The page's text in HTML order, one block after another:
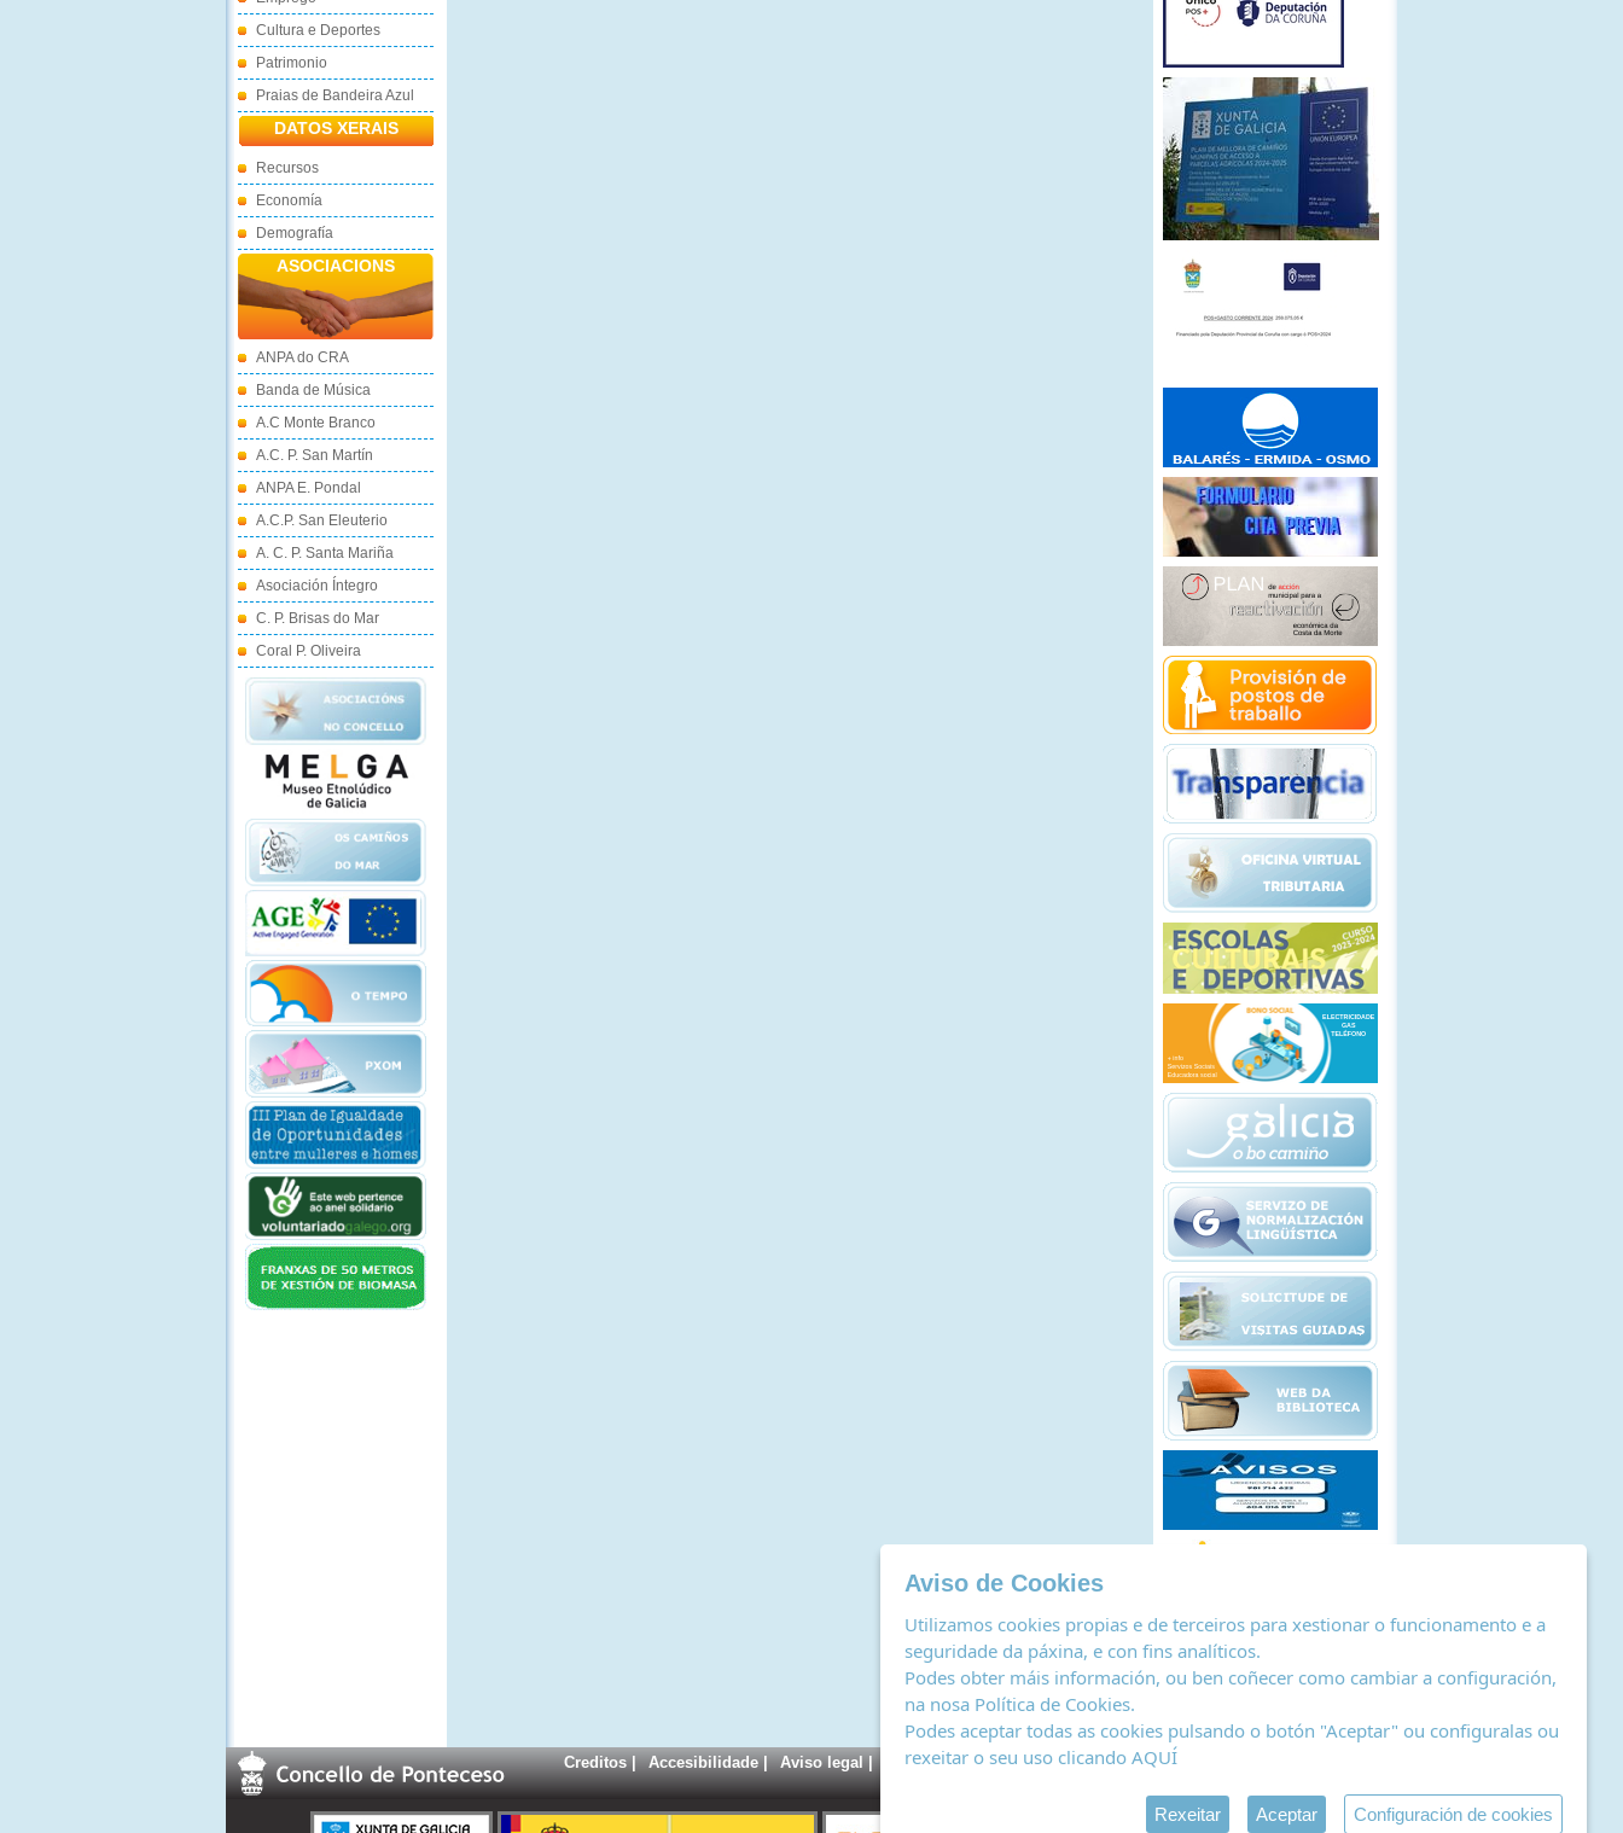
Cultura e Deportes
Patrimonio
Praias de Bandeira Azul
DATOS XERAIS
Recursos
Economía
Demografía
ASOCIACIONS
ANPA do CRA
Banda de Música
A.C Monte Branco
A.C. P. San Martín
ANPA E. Pondal
A.C.P. San Eleuterio
A. C. P. Santa Mariña
Asociación Íntegro
C. P. Brisas do Mar
Coral P. Oliveira
Creditos| Accesibilidade| Aviso legal| Política de cookies| Rexistro de actividades de tratamento
Aviso de Cookies
Utilizamos cookies propias e de terceiros para xestionar o funcionamento e a
seguridade da páxina, e con fins analíticos.
Podes obter máis información, ou ben coñecer como cambiar a configuración,
na nosa Política de Cookies.
Podes aceptar todas as cookies pulsando o botón "Aceptar" ou configuralas ou
rexeitar o seu uso clicando AQUÍ
Rexeitar Aceptar Configuración de cookies